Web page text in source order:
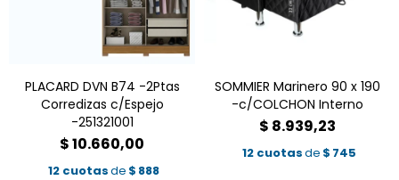
PLACARD DVN B74 -2Ptas
Corredizas c/Espejo
-251321001
$10.660,00
12 cuotasde $ 888
SOMMIER Marinero 90 x 190
-c/COLCHON Interno
$ 8.939,23
12 cuotasde $ 745